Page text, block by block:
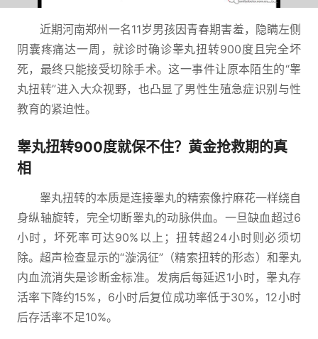
近期河南郑州一名11岁男孩因青春期害羞，隐瞒左侧
阴囊疼痛达一周，就诊时确诊睾丸扭转900度且完全坏
死，最终只能接受切除手术。这一事件让原本陌生的“睾
丸扭转”进入大众视野，也凸显了男性生殖急症识别与性
教育的紧迫性。
睾丸扭转900度就保不住？黄金抢救期的真
相
睾丸扭转的本质是连接睾丸的精索像拧麻花一样绕自
身纵轴旋转，完全切断睾丸的动脉供血。一旦缺血超过6
小时，坏死率可达90%以上；扭转超24小时则必须切
除。超声检查显示的“漩涡征”（精索扭转的形态）和睾丸
内血流消失是诊断金标准。发病后每延迟1小时，睾丸存
活率下降约15%，6小时后复位成功率低于30%，12小时
后存活率不足10%。